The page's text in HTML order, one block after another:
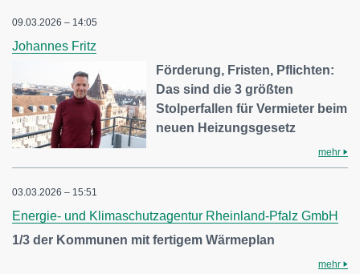
09.03.2026 – 14:05
Johannes Fritz
Förderung, Fristen, Pflichten:
Das sind die 3 größten
Stolperfallen für Vermieter beim
neuen Heizungsgesetz
mehr
03.03.2026 – 15:51
Energie- und Klimaschutzagentur Rheinland-Pfalz GmbH
1/3 der Kommunen mit fertigem Wärmeplan
mehr